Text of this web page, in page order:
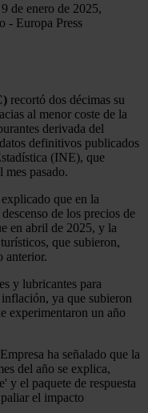
de enero de 2025,
- Europa Press
recortó dos décimas su
al menor coste de la
derivada del
definitivos publicados
(INE), que
mes pasado.
que en la
de los precios de
en abril de 2025, y la
que subieron,
anterior.
y lubricantes para
ya que subieron
experimentaron un año
ha señalado que la
del año se explica,
y el paquete de respuesta
el impacto